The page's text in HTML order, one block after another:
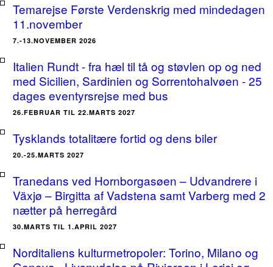
Temarejse Første Verdenskrig med mindedagen
11.november
7.-13.NOVEMBER 2026
Italien Rundt - fra hæl til tå og støvlen op og ned
med Sicilien, Sardinien og Sorrentohalvøen - 25
dages eventyrsrejse med bus
26.FEBRUAR TIL 22.MARTS 2027
Tysklands totalitære fortid og dens biler
20.-25.MARTS 2027
Tranedans ved Hornborgasøen – Udvandrere i
Växjø – Birgitta af Vadstena samt Varberg med 2
nætter på herregård
30.MARTS TIL 1.APRIL 2027
Norditaliens kulturmetropoler: Torino, Milano og